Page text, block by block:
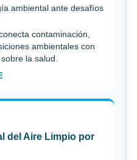
ambiental ante desafíos
contaminación,
ambientales con
la salud.
del Aire Limpio por